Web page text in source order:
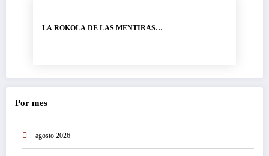
LA ROKOLA DE LAS MENTIRAS…
Por mes
agosto 2026